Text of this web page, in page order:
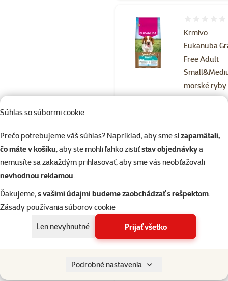
Súhlas so súbormi cookie
Prečo potrebujeme váš súhlas? Napríklad, aby sme sizapamätali,
čo máte v košíku, aby ste mohli ľahko zistiťstav objednávkya
nemusíte sa zakaždým prihlasovať, aby sme vás neobťažovali
nevhodnou reklamou.
Ďakujeme,s vašimi údajmi budeme zaobchádzať s rešpektom.
Zásady používania súborov cookie
Len nevyhnutné
Prijať všetko
Podrobné nastavenia
Krmivo
Eukanuba
Free Adult
morské ryby
12kg
Skladom
Doprava
Krmivo
Free Puppy